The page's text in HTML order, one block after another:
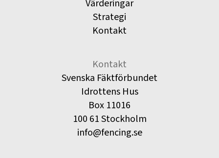
Värderingar
Strategi
Kontakt
Kontakt
Svenska Fäktförbundet
Idrottens Hus
Box 11016
100 61 Stockholm
info@fencing.se